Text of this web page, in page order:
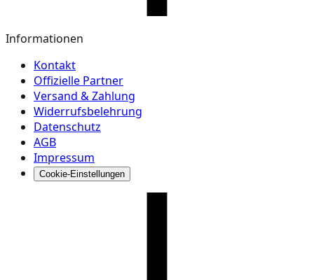
Informationen
Kontakt
Offizielle Partner
Versand & Zahlung
Widerrufsbelehrung
Datenschutz
AGB
Impressum
Cookie-Einstellungen